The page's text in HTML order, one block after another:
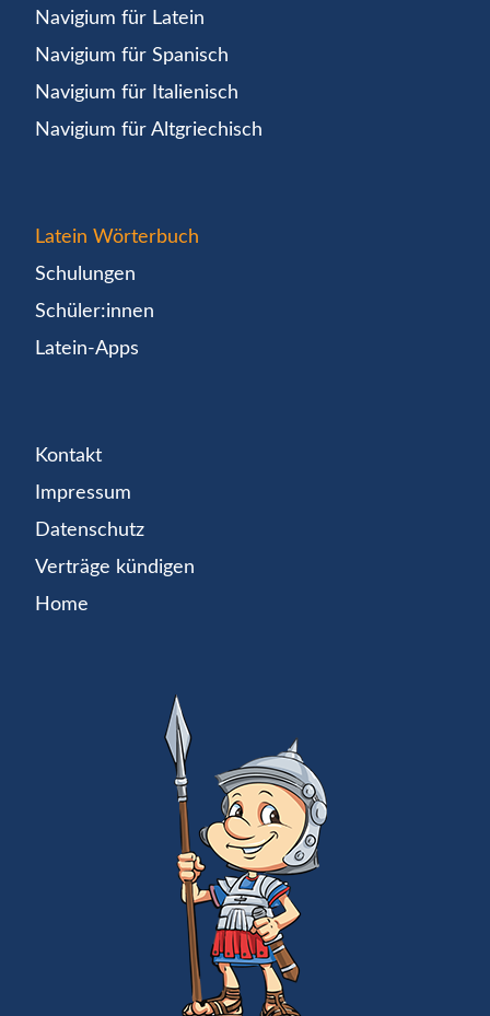
Navigium für Latein
Navigium für Spanisch
Navigium für Italienisch
Navigium für Altgriechisch
Latein Wörterbuch
Schulungen
Schüler:innen
Latein-Apps
Kontakt
Impressum
Datenschutz
Verträge kündigen
Home